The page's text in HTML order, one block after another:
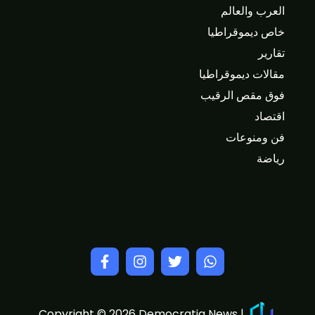
العرب والعالم
خاص ديموقراطيا
تقارير
مقالات ديموقراطيا
فوق مقص الرقيب
اقتصاد
فن ومنوعات
رياضة